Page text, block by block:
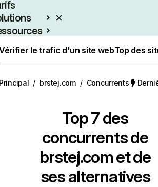
le trafic d'un site webTop des
Principal / brstej.com / Concurrents
Top 7 des
concurrents de
brstej.com et de
ses alternatives